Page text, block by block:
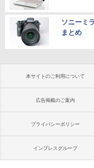
ソニーミ
まとめ
本サイトのご利用について
広告掲載のご案内
プライバシーポリシー
インプレスグループ